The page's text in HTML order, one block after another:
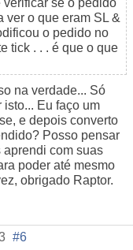
ver o que eram SL &
o pedido no
tick . . . é que o que
na verdade... Só
Eu faço um
e depois converto
Posso pensar
aprendi com suas
poder até mesmo
obrigado Raptor.
#6